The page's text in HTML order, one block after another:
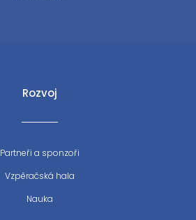
Rozvoj
Partneři a sponzoři
Vzpěračská hala
Nauka